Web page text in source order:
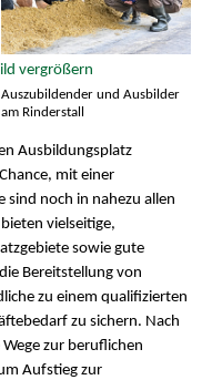
Auszubildender und Ausbilder
am Rinderstall
Ausbildungsplatz
mit einer
sind noch in nahezu allen
vielseitige,
sowie gute
Bereitstellung von
zu einem qualifizierten
zu sichern. Nach
zur beruflichen
Aufstieg zur